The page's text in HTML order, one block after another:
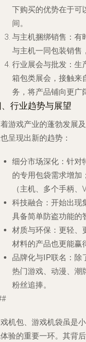
下购买的优势在于可
间。
与主机捆绑销售 ：
与主机一同包装销售
行业展会与批发 ：
箱包类展会，接触来
务，将产品铺向更广
行业趋势与展望
游戏产业的蓬勃发展
呈现出新的趋势：
细分市场深化 ：针
的专用包袋需求增加
（主机、多个手柄
科技融合 ：开始出
具备简单防盗功能的
材质与环保 ：更轻
材料的产品也更能赢
品牌化与IP联名 ：
热门游戏、动漫、潮
粉丝追捧。
机包、游戏机袋虽是
验的重要一环。其背